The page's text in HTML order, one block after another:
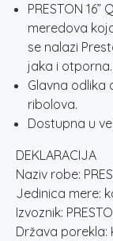
PRESTON 16”
meredova
se nalazi
jaka i otporna.
Glavna odlika
ribolova.
Dostupna u
DEKLARACIJA
Naziv robe:
Jedinica mere:
Izvoznik:
Država porekla: